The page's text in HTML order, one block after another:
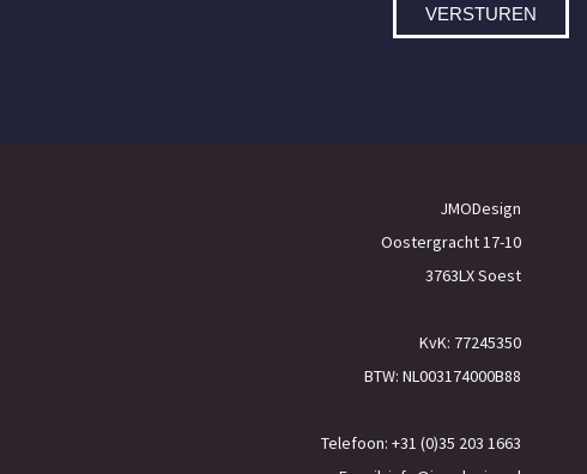
VERSTUREN
JMODesign
Oostergracht 17-10
3763LX Soest
KvK: 77245350
BTW: NL003174000B88
Telefoon: +31 (0)35 203 1663